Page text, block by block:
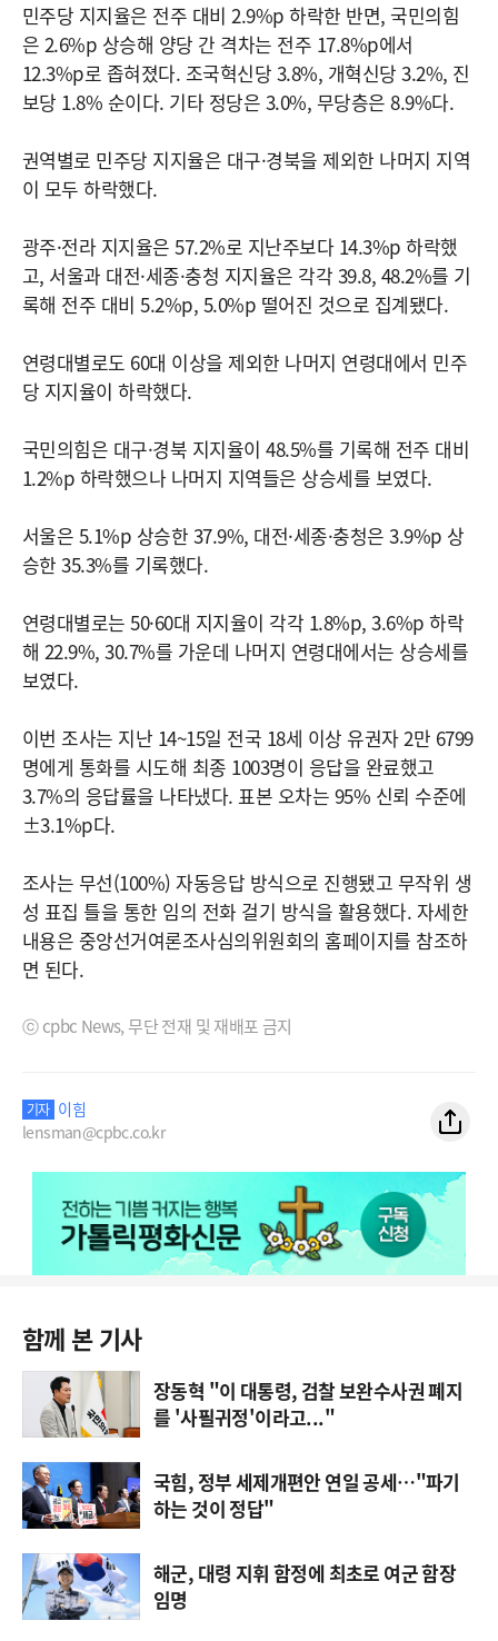
민주당 지지율은 전주 대비 2.9%p 하락한 반면, 국민의힘
은 2.6%p 상승해 양당 간 격차는 전주 17.8%p에서
12.3%p로 좁혀졌다. 조국혁신당 3.8%, 개혁신당 3.2%, 진
보당 1.8% 순이다. 기타 정당은 3.0%, 무당층은 8.9%다.
권역별로 민주당 지지율은 대구·경북을 제외한 나머지 지역
이 모두 하락했다.
광주·전라 지지율은 57.2%로 지난주보다 14.3%p 하락했
고, 서울과 대전·세종·충청 지지율은 각각 39.8, 48.2%를 기
록해 전주 대비 5.2%p, 5.0%p 떨어진 것으로 집계됐다.
연령대별로도 60대 이상을 제외한 나머지 연령대에서 민주
당 지지율이 하락했다.
국민의힘은 대구·경북 지지율이 48.5%를 기록해 전주 대비
1.2%p 하락했으나 나머지 지역들은 상승세를 보였다.
서울은 5.1%p 상승한 37.9%, 대전·세종·충청은 3.9%p 상
승한 35.3%를 기록했다.
연령대별로는 50·60대 지지율이 각각 1.8%p, 3.6%p 하락
해 22.9%, 30.7%를 가운데 나머지 연령대에서는 상승세를
보였다.
이번 조사는 지난 14~15일 전국 18세 이상 유권자 2만 6799
명에게 통화를 시도해 최종 1003명이 응답을 완료했고
3.7%의 응답률을 나타냈다. 표본 오차는 95% 신뢰 수준에
±3.1%p다.
조사는 무선(100%) 자동응답 방식으로 진행됐고 무작위 생
성 표집 틀을 통한 임의 전화 걸기 방식을 활용했다. 자세한
내용은 중앙선거여론조사심의위원회의 홈페이지를 참조하
면 된다.
ⓒ cpbc News, 무단 전재 및 재배포 금지
기자 이힘
lensman@cpbc.co.kr
함께 본 기사
장동혁 "이 대통령, 검찰 보완수사권 폐지
를 '사필귀정'이라고..."
국힘, 정부 세제개편안 연일 공세…"파기
하는 것이 정답"
해군, 대령 지휘 함정에 최초로 여군 함장
임명